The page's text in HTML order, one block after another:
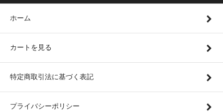
ホーム
カートを見る
特定商取引法に基づく表記
プライバシーポリシー